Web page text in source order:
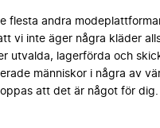
flesta andra
vi inte äger några kläder
utvalda, lagerförda och
människor i några av
att det är något för dig.